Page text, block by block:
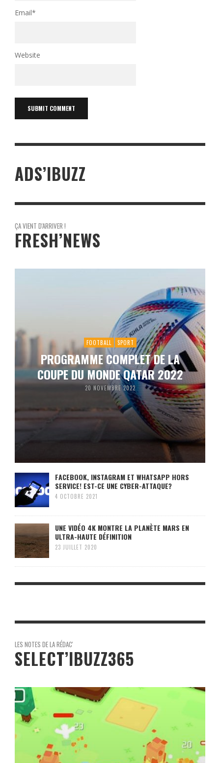
Email*
Website
ADS’IBUZZ
ÇA VIENT D'ARRIVER !
FRESH’NEWS
FOOTBALL SPORT
PROGRAMME COMPLET DE LA
COUPE DU MONDE QATAR 2022
20 NOVEMBRE 2022
FACEBOOK, INSTAGRAM ET WHATSAPP HORS
SERVICE! EST-CE UNE CYBER-ATTAQUE?
4 OCTOBRE 2021
UNE VIDÉO 4K MONTRE LA PLANÈTE MARS EN
ULTRA-HAUTE DÉFINITION
23 JUILLET 2020
LES NOTES DE LA RÉDAC'
SELECT’IBUZZ365